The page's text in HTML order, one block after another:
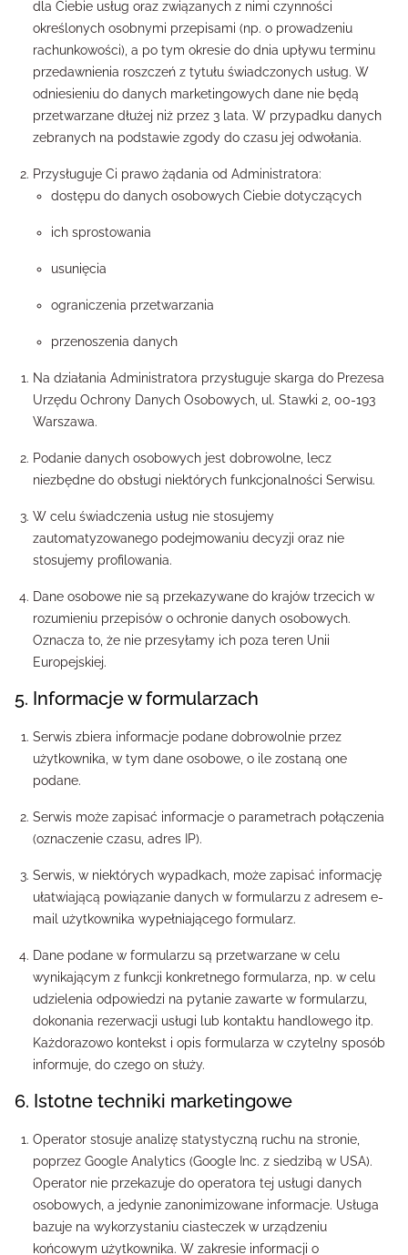
dla Ciebie usług oraz związanych z nimi czynności
określonych osobnymi przepisami (np. o prowadzeniu
rachunkowości), a po tym okresie do dnia upływu terminu
przedawnienia roszczeń z tytułu świadczonych usług. W
odniesieniu do danych marketingowych dane nie będą
przetwarzane dłużej niż przez 3 lata. W przypadku danych
zebranych na podstawie zgody do czasu jej odwołania.
Przysługuje Ci prawo żądania od Administratora:
dostępu do danych osobowych Ciebie dotyczących
ich sprostowania
usunięcia
ograniczenia przetwarzania
przenoszenia danych
Na działania Administratora przysługuje skarga do Prezesa
Urzędu Ochrony Danych Osobowych, ul. Stawki 2, 00-193
Warszawa.
Podanie danych osobowych jest dobrowolne, lecz
niezbędne do obsługi niektórych funkcjonalności Serwisu.
W celu świadczenia usług nie stosujemy
zautomatyzowanego podejmowaniu decyzji oraz nie
stosujemy profilowania.
Dane osobowe nie są przekazywane do krajów trzecich w
rozumieniu przepisów o ochronie danych osobowych.
Oznacza to, że nie przesyłamy ich poza teren Unii
Europejskiej.
5. Informacje w formularzach
Serwis zbiera informacje podane dobrowolnie przez
użytkownika, w tym dane osobowe, o ile zostaną one
podane.
Serwis może zapisać informacje o parametrach połączenia
(oznaczenie czasu, adres IP).
Serwis, w niektórych wypadkach, może zapisać informację
ułatwiającą powiązanie danych w formularzu z adresem e-
mail użytkownika wypełniającego formularz.
Dane podane w formularzu są przetwarzane w celu
wynikającym z funkcji konkretnego formularza, np. w celu
udzielenia odpowiedzi na pytanie zawarte w formularzu,
dokonania rezerwacji usługi lub kontaktu handlowego itp.
Każdorazowo kontekst i opis formularza w czytelny sposób
informuje, do czego on służy.
6. Istotne techniki marketingowe
Operator stosuje analizę statystyczną ruchu na stronie,
poprzez Google Analytics (Google Inc. z siedzibą w USA).
Operator nie przekazuje do operatora tej usługi danych
osobowych, a jedynie zanonimizowane informacje. Usługa
bazuje na wykorzystaniu ciasteczek w urządzeniu
końcowym użytkownika. W zakresie informacji o